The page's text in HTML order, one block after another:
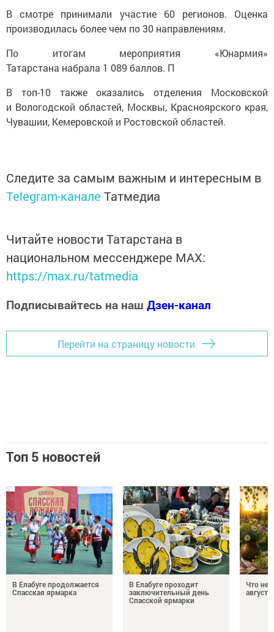
В смотре принимали участие 60 регионов. Оценка
производилась более чем по 30 направлениям.
По итогам мероприятия «Юнармия»
Татарстана набрала 1 089 баллов. П
В топ-10 также оказались отделения Московской
и Вологодской областей, Москвы, Красноярского края,
Чувашии, Кемеровской и Ростовской областей.
Следите за самым важным и интересным в
Telegram-канале Татмедиа
Читайте новости Татарстана в
национальном мессенджере MАХ:
https://max.ru/tatmedia
Подписывайтесь на наш Дзен-канал
Перейти на страницу новости
Топ 5 новостей
В Елабуге продолжается
Спасская ярмарка
В Елабуге проходит
заключительный день
Спасской ярмарки
Что